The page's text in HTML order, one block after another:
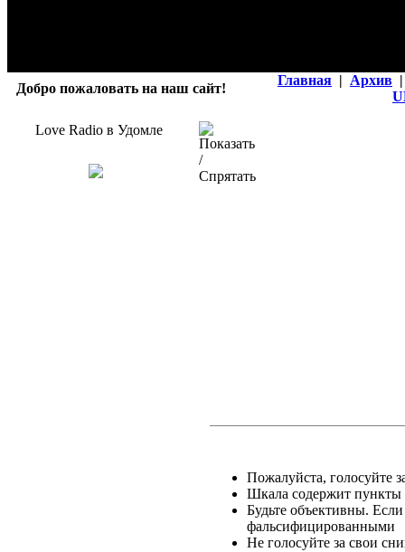
Добро пожаловать на наш сайт!
Главная | Архив |
Love Radio в Удомле
Пожалуйста, голосуйте
Шкала содержит пункты
Будьте объективны.
фальсифицированными
Не голосуйте за свои